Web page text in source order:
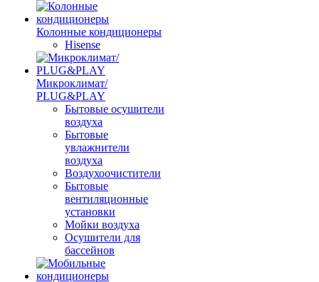
Колонные кондиционеры
Hisense
Микроклимат/
PLUG&PLAY
Бытовые осушители
воздуха
Бытовые
увлажнители
воздуха
Воздухоочистители
Бытовые
вентиляционные
установки
Мойки воздуха
Осушители для
бассейнов